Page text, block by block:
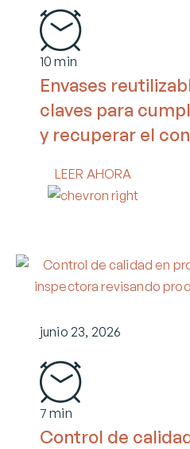
10 min
Envases
claves para
y recuperar el
LEER AHORA
junio 23, 2026
7 min
Control de